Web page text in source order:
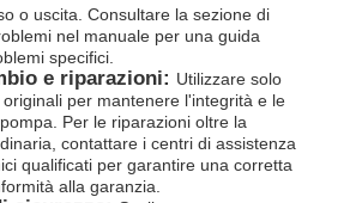
o uscita. Consultare la sezione di
nel manuale per una guida
specifici.
e riparazioni: Utilizzare solo
per mantenere l'integrità e le
Per le riparazioni oltre la
contattare i centri di assistenza
qualificati per garantire una corretta
alla garanzia.